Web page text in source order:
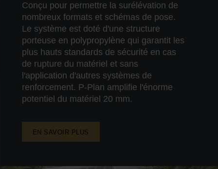
Conçu pour permettre la surélévation de
nombreux formats et schémas de pose.
Le système est doté d'une structure
porteuse en polypropylène qui garantit les
plus hauts standards de sécurité en cas
de rupture du matériel et sans
l'application d'autres systèmes de
renforcement. P-Plan amplifie l'énorme
potentiel du matériel 20 mm.
EN SAVOIR PLUS